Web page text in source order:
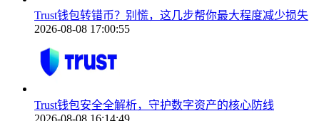
Trust钱包转错币？别慌，这几步帮你最大程度减少损失
2026-08-08 17:00:55
Trust钱包安全全解析，守护数字资产的核心防线